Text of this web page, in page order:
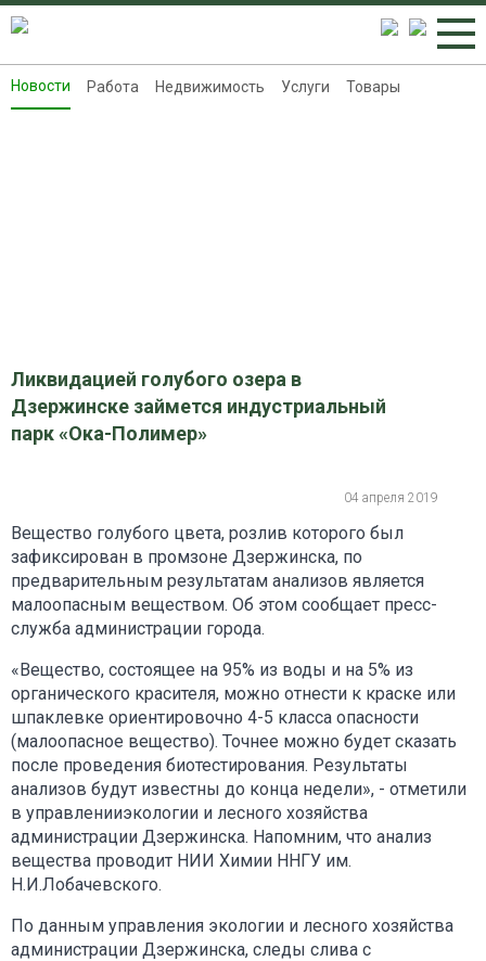
Новости
Новости Работа Недвижимость Услуги Товары
Ликвидацией голубого озера в
Дзержинске займется индустриальный
парк «Ока-Полимер»
04 апреля 2019
Вещество голубого цвета, розлив которого был
зафиксирован в промзоне Дзержинска, по
предварительным результатам анализов является
малоопасным веществом. Об этом сообщает пресс-
служба администрации города.
«Вещество, состоящее на 95% из воды и на 5% из
органического красителя, можно отнести к краске или
шпаклевке ориентировочно 4-5 класса опасности
(малоопасное вещество). Точнее можно будет сказать
после проведения биотестирования. Результаты
анализов будут известны до конца недели», - отметили
в управленииэкологии и лесного хозяйства
администрации Дзержинска. Напомним, что анализ
вещества проводит НИИ Химии ННГУ им.
Н.И.Лобачевского.
По данным управления экологии и лесного хозяйства
администрации Дзержинска, следы слива с